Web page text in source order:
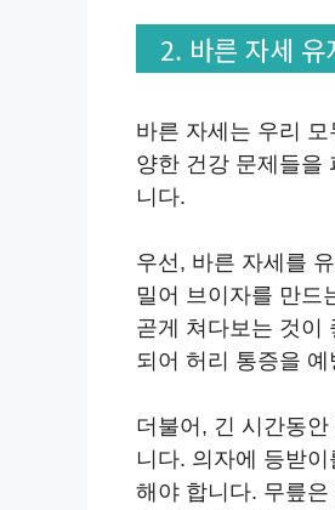
2. 바른 자세 유
바른 자세는 우리
양한 건강 문제들을
니다.
우선, 바른 자세를
밀어 브이자를 만드
곧게 쳐다보는 것이
되어 허리 통증을
더불어, 긴 시간동
니다. 의자에 등받
해야 합니다. 무릎